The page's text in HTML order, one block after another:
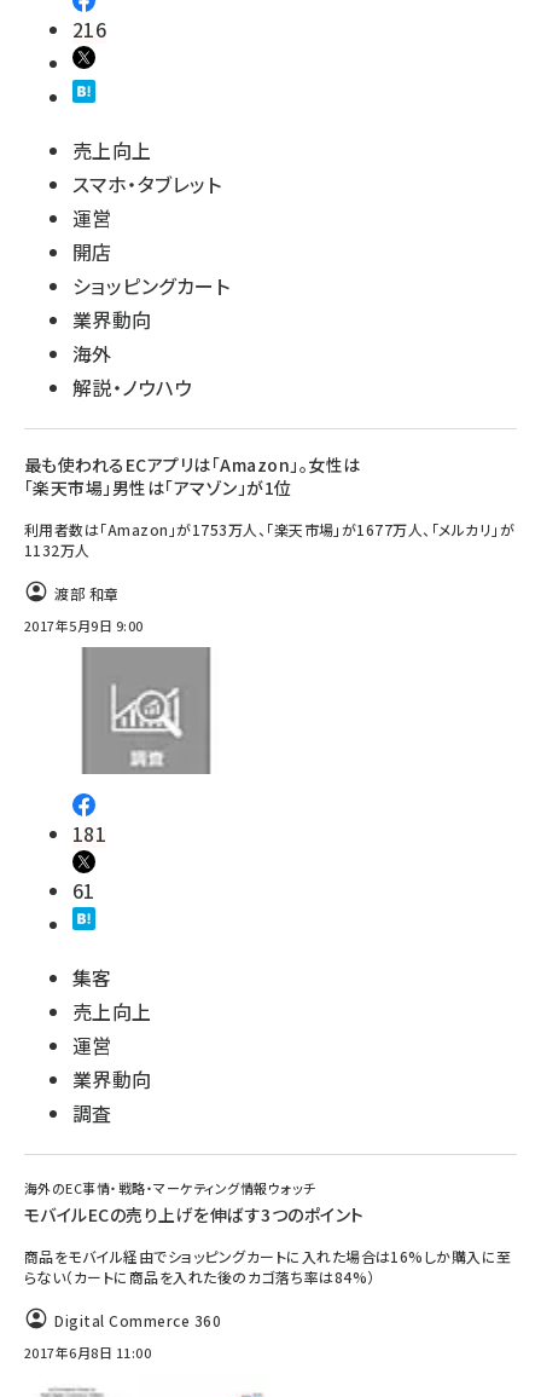
216
売上向上
スマホ・タブレット
運営
開店
ショッピングカート
業界動向
海外
解説・ノウハウ
最も使われるECアプリは「Amazon」。女性は
「楽天市場」男性は「アマゾン」が1位
利用者数は「Amazon」が1753万人、「楽天市場」が1677万人、「メルカリ」が
1132万人
渡部 和章
2017年5月9日 9:00
181
61
集客
売上向上
運営
業界動向
調査
海外のEC事情・戦略・マーケティング情報ウォッチ
モバイルECの売り上げを伸ばす3つのポイント
商品をモバイル経由でショッピングカートに入れた場合は16%しか購入に至
らない（カートに商品を入れた後のカゴ落ち率は84%）
Digital Commerce 360
2017年6月8日 11:00